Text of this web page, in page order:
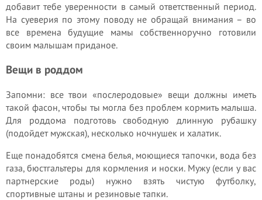
добавит тебе уверенности в самый ответственный период.
На суеверия по этому поводу не обращай внимания – во
все времена будущие мамы собственноручно готовили
своим малышам приданое.
Вещи в роддом
Запомни: все твои «послеродовые» вещи должны иметь
такой фасон, чтобы ты могла без проблем кормить малыша.
Для роддома подготовь свободную длинную рубашку
(подойдет мужская), несколько ночнушек и халатик.
Еще понадобятся смена белья, моющиеся тапочки, вода без
газа, бюстгальтеры для кормления и носки. Мужу (если у вас
партнерские роды) нужно взять чистую футболку,
спортивные штаны и резиновые тапки.